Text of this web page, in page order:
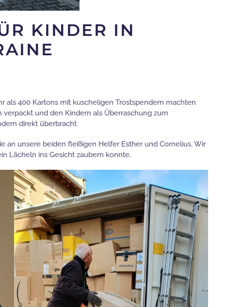
KINDER IN
als 400 Kartons mit kuscheligen Trostspendern machten
verpackt und den Kindern als Überraschung zum
direkt überbracht.
an unsere beiden fleißigen Helfer Esther und Cornelius. Wir
Lächeln ins Gesicht zaubern konnte.